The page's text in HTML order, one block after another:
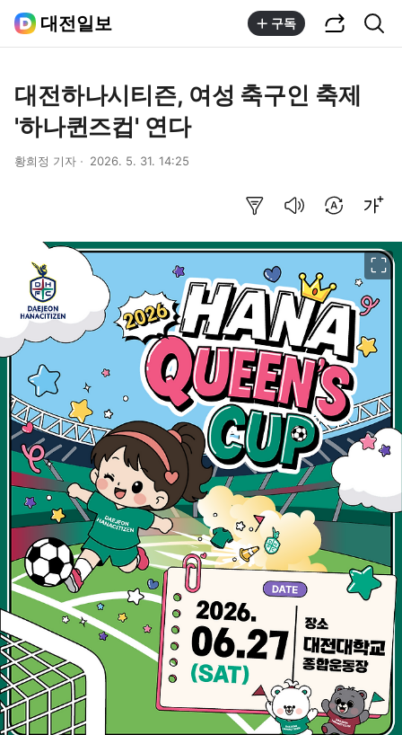
대전일보 구독
대전하나시티즌, 여성 축구인 축제
'하나퀸즈컵' 연다
황희정 기자 2026. 5. 31. 14:25